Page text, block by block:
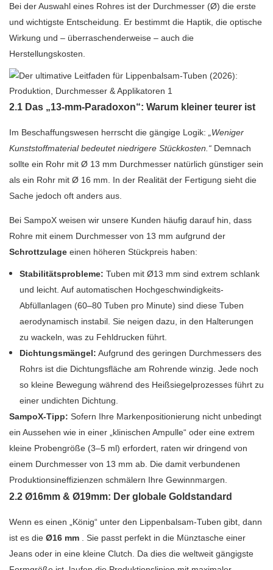
Bei der Auswahl eines Rohres ist der Durchmesser (Ø) die erste
und wichtigste Entscheidung. Er bestimmt die Haptik, die optische
Wirkung und – überraschenderweise – auch die
Herstellungskosten.
2.1 Das „13-mm-Paradoxon“: Warum kleiner teurer ist
Im Beschaffungswesen herrscht die gängige Logik:
„Weniger
Kunststoffmaterial bedeutet niedrigere Stückkosten.“ Demnach
sollte ein Rohr mit Ø 13 mm Durchmesser natürlich günstiger sein
als ein Rohr mit Ø 16 mm. In der Realität der Fertigung sieht die
Sache jedoch oft anders aus.
Bei SampoX weisen wir unsere Kunden häufig darauf hin, dass
Rohre mit einem Durchmesser von 13 mm aufgrund der
Schrottzulage einen höheren Stückpreis haben:
Stabilitätsprobleme: Tuben mit Ø13 mm sind extrem schlank
und leicht. Auf automatischen Hochgeschwindigkeits-
Abfüllanlagen (60–80 Tuben pro Minute) sind diese Tuben
aerodynamisch instabil. Sie neigen dazu, in den Halterungen
zu wackeln, was zu Fehldrucken führt.
Dichtungsmängel: Aufgrund des geringen Durchmessers des
Rohrs ist die Dichtungsfläche am Rohrende winzig. Jede noch
so kleine Bewegung während des Heißsiegelprozesses führt zu
einer undichten Dichtung.
SampoX-Tipp: Sofern Ihre Markenpositionierung nicht unbedingt
ein Aussehen wie in einer „klinischen Ampulle“ oder eine extrem
kleine Probengröße (3–5 ml) erfordert, raten wir dringend von
einem Durchmesser von 13 mm ab. Die damit verbundenen
Produktionsineffizienzen schmälern Ihre Gewinnmargen.
2.2 Ø16mm & Ø19mm: Der globale Goldstandard
Wenn es einen „König“ unter den Lippenbalsam-Tuben gibt, dann
ist es die Ø16 mm . Sie passt perfekt in die Münztasche einer
Jeans oder in eine kleine Clutch. Da dies die weltweit gängigste